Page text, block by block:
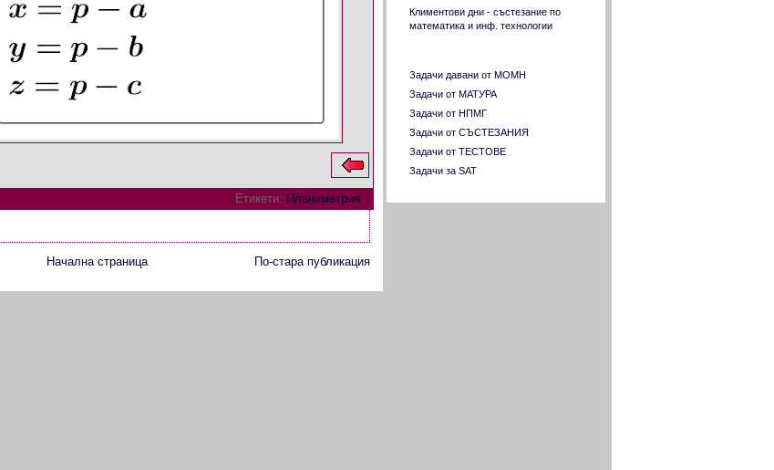
Етикети: Планиметрия
По-стара публикация
Начална страница
Климентови дни - състезание по
математика и инф. технологии
Задачи давани от МОМН
Задачи от МАТУРА
Задачи от НПМГ
Задачи от СЪСТЕЗАНИЯ
Задачи от ТЕСТОВЕ
Задачи за SAT